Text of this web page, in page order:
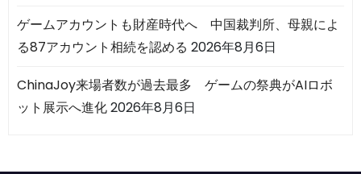
ゲームアカウントも財産時代へ 中国裁判所、母親によ
る87アカウント相続を認める 2026年8月6日
ChinaJoy来場者数が過去最多 ゲームの祭典がAIロボ
ット展示へ進化2026年8月6日